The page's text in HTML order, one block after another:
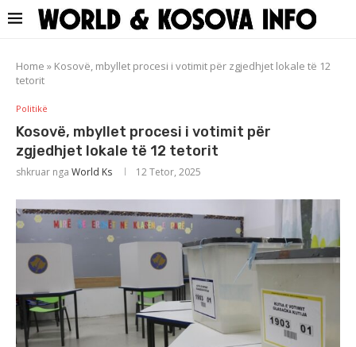
Home » Kosovë, mbyllet procesi i votimit për zgjedhjet lokale të 12
tetorit
Politikë
Kosovë, mbyllet procesi i votimit për
zgjedhjet lokale të 12 tetorit
shkruar nga World Ks 12 Tetor, 2025